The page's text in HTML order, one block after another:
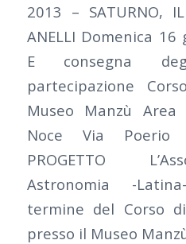
2013 – SATURNO,
ANELLI Domenica
E consegna
partecipazione
Museo Manzù
Noce Via Poerio
PROGETTO
Astronomia -
termine del Corso
presso il Museo